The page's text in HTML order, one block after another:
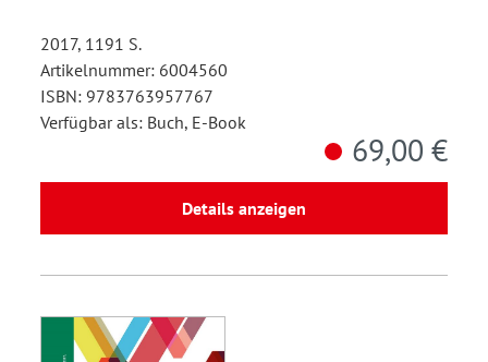
2017, 1191 S.
Artikelnummer: 6004560
ISBN: 9783763957767
Verfügbar als: Buch, E-Book
69,00 €
Details anzeigen